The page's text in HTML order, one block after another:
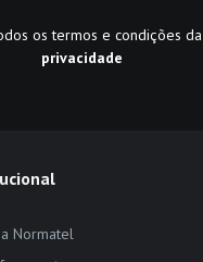
os termos e condições da
privacidade
Normatel